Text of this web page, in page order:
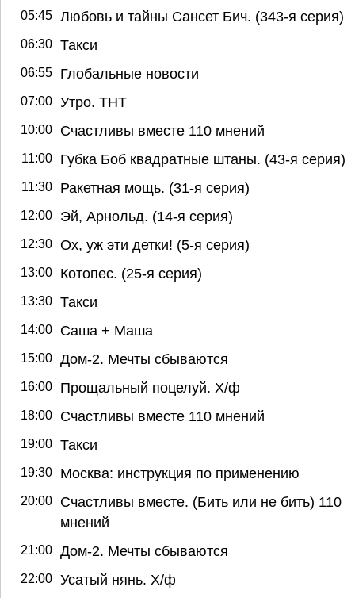
05:45 Любовь и тайны Сансет Бич. (343-я серия)
06:30 Такси
06:55 Глобальные новости
07:00 Утро. ТНТ
10:00 Счастливы вместе 110 мнений
11:00 Губка Боб квадратные штаны. (43-я серия)
11:30 Ракетная мощь. (31-я серия)
12:00 Эй, Арнольд. (14-я серия)
12:30 Ох, уж эти детки! (5-я серия)
13:00 Котопес. (25-я серия)
13:30 Такси
14:00 Саша + Маша
15:00 Дом-2. Мечты сбываются
16:00 Прощальный поцелуй. Х/ф
18:00 Счастливы вместе 110 мнений
19:00 Такси
19:30 Москва: инструкция по применению
20:00
Счастливы вместе. (Бить или не бить) 110
мнений
21:00 Дом-2. Мечты сбываются
22:00 Усатый нянь. Х/ф